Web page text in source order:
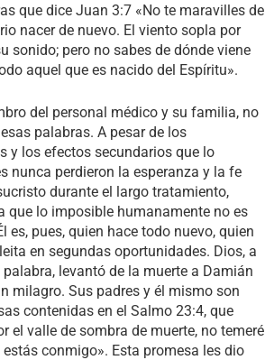
que dice Juan 3:7 «No te maravilles de
nacer de nuevo. El viento sopla por
sonido; pero no sabes de dónde viene
aquel que es nacido del Espíritu».
del personal médico y su familia, no
palabras. A pesar de los
y los efectos secundarios que lo
nunca perdieron la esperanza y la fe
durante el largo tratamiento,
que lo imposible humanamente no es
es, pues, quien hace todo nuevo, quien
en segundas oportunidades. Dios, a
levantó de la muerte a Damián
milagro. Sus padres y él mismo son
contenidas en el Salmo 23:4, que
el valle de sombra de muerte, no temeré
conmigo». Esta promesa les dio